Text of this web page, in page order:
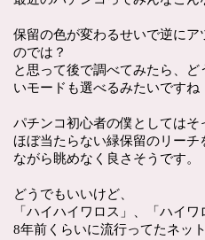
保留の色が変わるせいで逆に
のでは？
と思って後で調べてみたら、
いモードも選べるみたいですね
パチンコ初心者の僕としてはそ
ほぼ当たらない緑保留のリー
ながら眺めなく良さそうです。
どうでもいいけど、
「ハイハイワロス」、「ハイワ
8年前くらいに流行ってたネッ